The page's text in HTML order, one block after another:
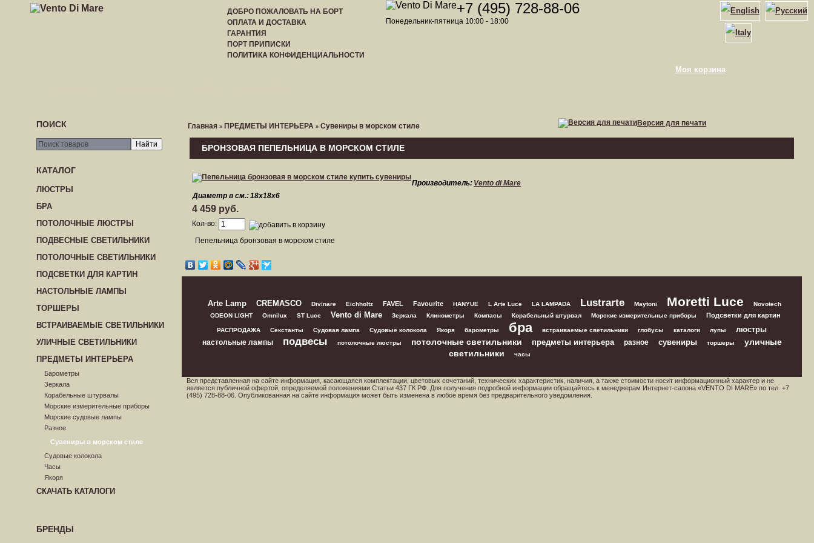
ДОБРО ПОЖАЛОВАТЬ НА БОРТ
ОПЛАТА И ДОСТАВКА
ГАРАНТИЯ
ПОРТ ПРИПИСКИ
ПОЛИТИКА КОНФИДЕНЦИАЛЬНОСТИ
+7 (495) 728-88-06
Понедельник-пятница 10:00 - 18:00
Моя корзина
ПОИСК
КАТАЛОГ
ЛЮСТРЫ
БРА
ПОТОЛОЧНЫЕ ЛЮСТРЫ
ПОДВЕСНЫЕ СВЕТИЛЬНИКИ
ПОТОЛОЧНЫЕ СВЕТИЛЬНИКИ
ПОДСВЕТКИ ДЛЯ КАРТИН
НАСТОЛЬНЫЕ ЛАМПЫ
ТОРШЕРЫ
ВСТРАИВАЕМЫЕ СВЕТИЛЬНИКИ
УЛИЧНЫЕ СВЕТИЛЬНИКИ
ПРЕДМЕТЫ ИНТЕРЬЕРА
Барометры
Зеркала
Корабельные штурвалы
Морские измерительные приборы
Морские судовые лампы
Разное
Сувениры в морском стиле
Судовые колокола
Часы
Якоря
СКАЧАТЬ КАТАЛОГИ
БРЕНДЫ
Главная » ПРЕДМЕТЫ ИНТЕРЬЕРА » Сувениры в морском стиле Версия для печати
БРОНЗОВАЯ ПЕПЕЛЬНИЦА В МОРСКОМ СТИЛЕ
Производитель: Vento di Mare
Диаметр в см.:18х18х6
4 459 руб.
Кол-во:
Пепельница бронзовая в морском стиле
Arte Lamp CREMASCO Divinare Eichholtz FAVEL Favourite HANYUE L Arte Luce LA LAMPADA Lustrarte Maytoni Moretti Luce
Novotech
ODEON LIGHT
Omnilux ST Luce Vento di Mare Зеркала Клинометры Компасы Корабельный штурвал Морские измерительные приборы Подсветки для картин
РАСПРОДАЖА Секстанты Судовая лампа Судовые колокола Якоря барометры бра встраиваемые светильники глобусы каталоги лупы люстры
настольные лампы подвесы потолочные люстры потолочные светильники предметы интерьера разное сувениры торшеры
уличные
светильники
часы
Вся представленная на сайте информация, касающаяся комплектации, цветовых сочетаний, технических характеристик, наличия, а также стоимости носит информационный характер и не
является публичной офертой, определяемой положениями Статьи 437 ГК РФ. Для получения подробной информации обращайтесь к менеджерам Интернет-салона «VENTO DI MARE» по тел. +7
(495) 728-88-06. Опубликованная на сайте информация может быть изменена в любое время без предварительного уведомления.